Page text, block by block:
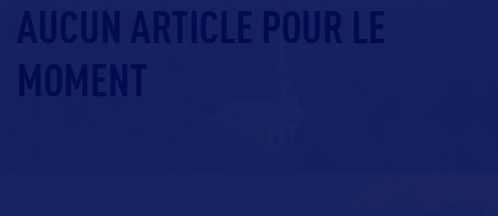
AUCUN ARTICLE POUR LE